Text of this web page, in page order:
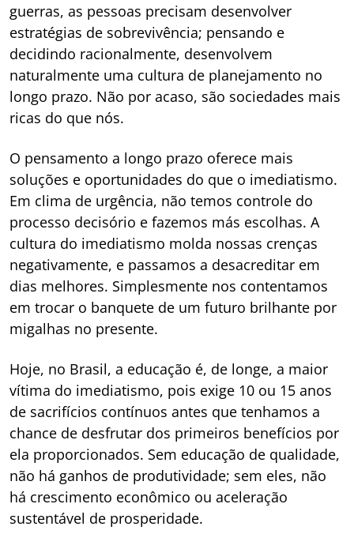
guerras, as pessoas precisam desenvolver
estratégias de sobrevivência; pensando e
decidindo racionalmente, desenvolvem
naturalmente uma cultura de planejamento no
longo prazo. Não por acaso, são sociedades mais
ricas do que nós.
O pensamento a longo prazo oferece mais
soluções e oportunidades do que o imediatismo.
Em clima de urgência, não temos controle do
processo decisório e fazemos más escolhas. A
cultura do imediatismo molda nossas crenças
negativamente, e passamos a desacreditar em
dias melhores. Simplesmente nos contentamos
em trocar o banquete de um futuro brilhante por
migalhas no presente.
Hoje, no Brasil, a educação é, de longe, a maior
vítima do imediatismo, pois exige 10 ou 15 anos
de sacrifícios contínuos antes que tenhamos a
chance de desfrutar dos primeiros benefícios por
ela proporcionados. Sem educação de qualidade,
não há ganhos de produtividade; sem eles, não
há crescimento econômico ou aceleração
sustentável de prosperidade.